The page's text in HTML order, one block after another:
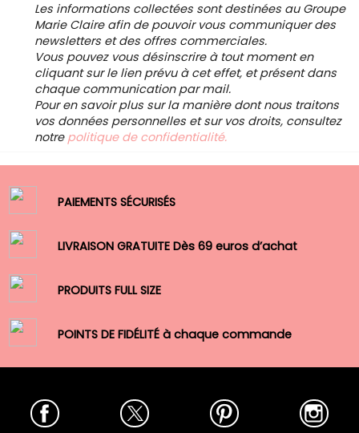
Les informations collectées sont destinées au Groupe
Marie Claire afin de pouvoir vous communiquer des
newsletters et des offres commerciales.
Vous pouvez vous désinscrire à tout moment en
cliquant sur le lien prévu à cet effet, et présent dans
chaque communication par mail.
Pour en savoir plus sur la manière dont nous traitons
vos données personnelles et sur vos droits, consultez
notre politique de confidentialité.
PAIEMENTS SÉCURISÉS
LIVRAISON GRATUITE Dès 69 euros d’achat
PRODUITS FULL SIZE
POINTS DE FIDÉLITÉ à chaque commande
Facebook Twitter Pinterest